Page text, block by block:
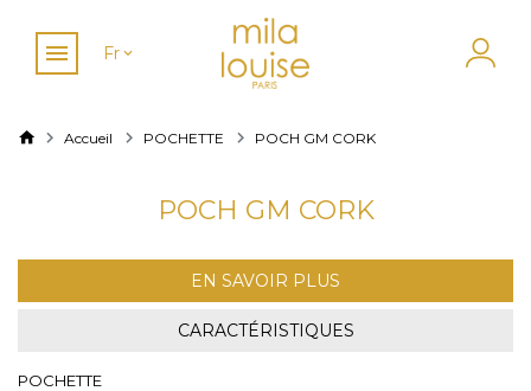
Fr
Accueil POCHETTE POCH GM CORK
POCH GM CORK
EN SAVOIR PLUS
CARACTÉRISTIQUES
POCHETTE